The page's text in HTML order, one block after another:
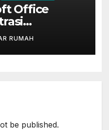
Office
RUMAH
be published.